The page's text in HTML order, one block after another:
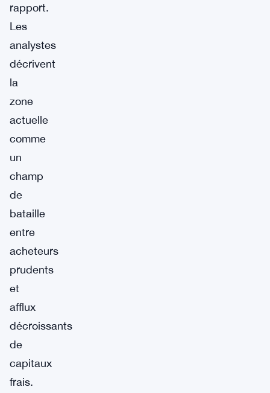
rapport.
Les
analystes
décrivent
la
zone
actuelle
comme
un
champ
de
bataille
entre
acheteurs
prudents
et
afflux
décroissants
de
capitaux
frais.